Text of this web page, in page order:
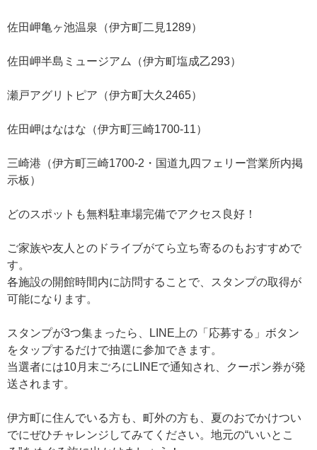
佐田岬亀ヶ池温泉（伊方町二見1289）
佐田岬半島ミュージアム（伊方町塩成乙293）
瀬戸アグリトピア（伊方町大久2465）
佐田岬はなはな（伊方町三崎1700-11）
三崎港（伊方町三崎1700-2・国道九四フェリー営業所内掲
示板）
どのスポットも無料駐車場完備でアクセス良好！
ご家族や友人とのドライブがてら立ち寄るのもおすすめで
す。
各施設の開館時間内に訪問することで、スタンプの取得が
可能になります。
スタンプが3つ集まったら、LINE上の「応募する」ボタン
をタップするだけで抽選に参加できます。
当選者には10月末ごろにLINEで通知され、クーポン券が発
送されます。
伊方町に住んでいる方も、町外の方も、夏のおでかけつい
でにぜひチャレンジしてみてください。地元の“いいとこ